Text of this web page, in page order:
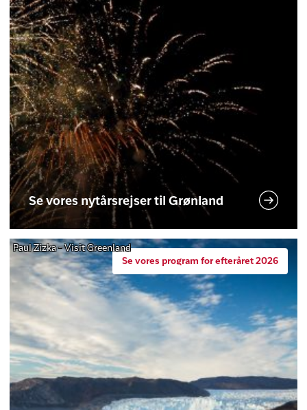
Se vores nytårsrejser til Grønland
Se vores program for efteråret 2026
Paul Zizka - Visit Greenland